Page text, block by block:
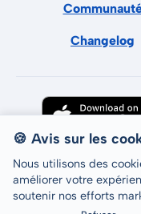
Changelog
Tous droits
🍪 Avis sur les
Nous utilisons des
améliorer votre
soutenir nos efforts